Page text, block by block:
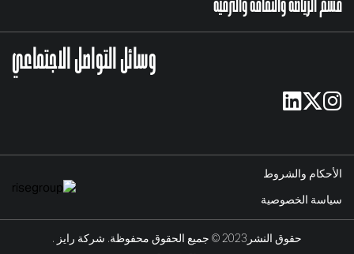
وسائل التواصل الاجتماعي
حقوق النشر2023 © جميع الحقوق محفوظة. شركة رايز .
الأحكام والشروط
سياسة الخصوصية